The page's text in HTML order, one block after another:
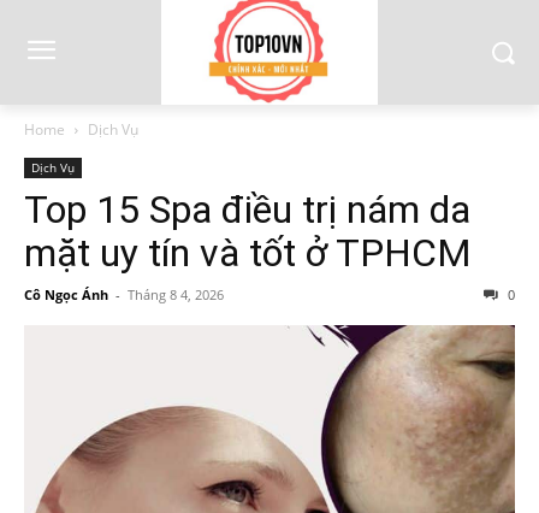
Home Dịch Vụ
Dịch Vụ
Top 15 Spa điều trị nám da
mặt uy tín và tốt ở TPHCM
Cô Ngọc Ánh - Tháng 8 4, 2026 0